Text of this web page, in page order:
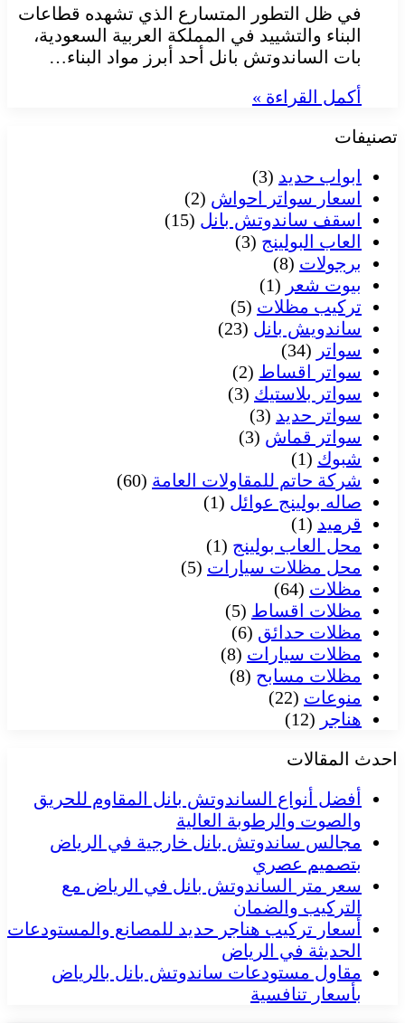
في ظل التطور المتسارع الذي تشهده قطاعات
البناء والتشييد في المملكة العربية السعودية،
بات الساندوتش بانل أحد أبرز مواد البناء…
أكمل القراءة »
تصنيفات
ابواب حديد (3)
اسعار سواتر احواش (2)
اسقف ساندوتش بانل (15)
العاب البولينج (3)
برجولات (8)
بيوت شعر (1)
تركيب مظلات (5)
ساندويش بانل (23)
سواتر (34)
سواتر اقساط (2)
سواتر بلاستيك (3)
سواتر حديد (3)
سواتر قماش (3)
شبوك (1)
شركة حاتم للمقاولات العامة (60)
صاله بولينج عوائل (1)
قرميد (1)
محل العاب بولينج (1)
محل مظلات سيارات (5)
مظلات (64)
مظلات اقساط (5)
مظلات حدائق (6)
مظلات سيارات (8)
مظلات مسابح (8)
منوعات (22)
هناجر (12)
احدث المقالات
أفضل أنواع الساندوتش بانل المقاوم للحريق
والصوت والرطوبة العالية
مجالس ساندوتش بانل خارجية في الرياض
بتصميم عصري
سعر متر الساندوتش بانل في الرياض مع
التركيب والضمان
أسعار تركيب هناجر حديد للمصانع والمستودعات
الحديثة في الرياض
مقاول مستودعات ساندوتش بانل بالرياض
بأسعار تنافسية